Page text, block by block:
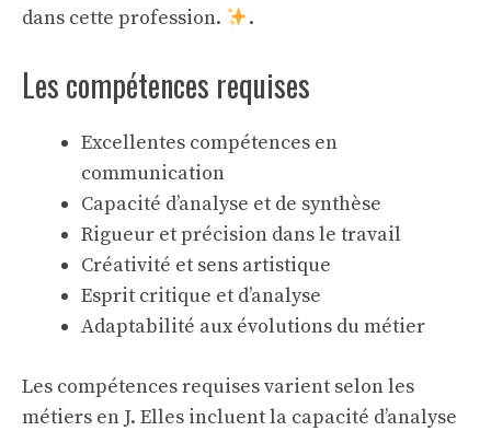
dans cette profession.
.
Les compétences requises
Excellentes compétences en
communication
Capacité d’analyse et de synthèse
Rigueur et précision dans le travail
Créativité et sens artistique
Esprit critique et d’analyse
Adaptabilité aux évolutions du métier
Les compétences requises varient selon les
métiers en J. Elles incluent la capacité d’analyse